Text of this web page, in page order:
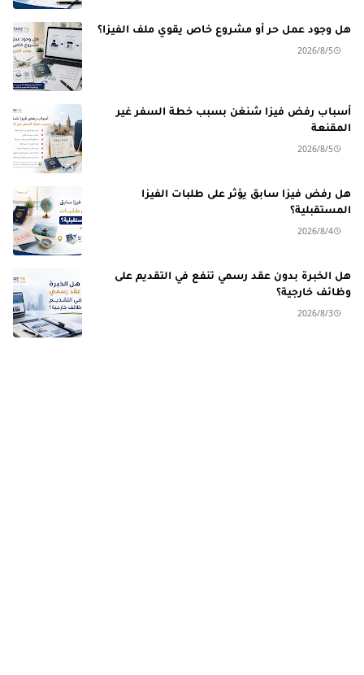
هل وجود عمل حر أو مشروع خاص يقوي ملف الفيزا؟
2026/8/5
أسباب رفض فيزا شنغن بسبب خطة السفر غير
المقنعة
2026/8/5
هل رفض فيزا سابق يؤثر على طلبات الفيزا
المستقبلية؟
2026/8/4
هل الخبرة بدون عقد رسمي تنفع في التقديم على
وظائف خارجية؟
2026/8/3